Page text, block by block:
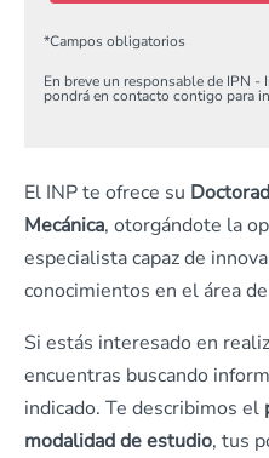
*Campos obligatorios
En breve un responsable de IPN
pondrá en contacto contigo para
El INP te ofrece su
Mecánica, otorgándote la
especialista capaz de
conocimientos en el área
Si estás interesado en
encuentras buscando
indicado. Te describimos el
modalidad de estudio, tus